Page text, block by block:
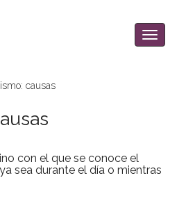
causas
con el que se conoce el
sea durante el día o mientras